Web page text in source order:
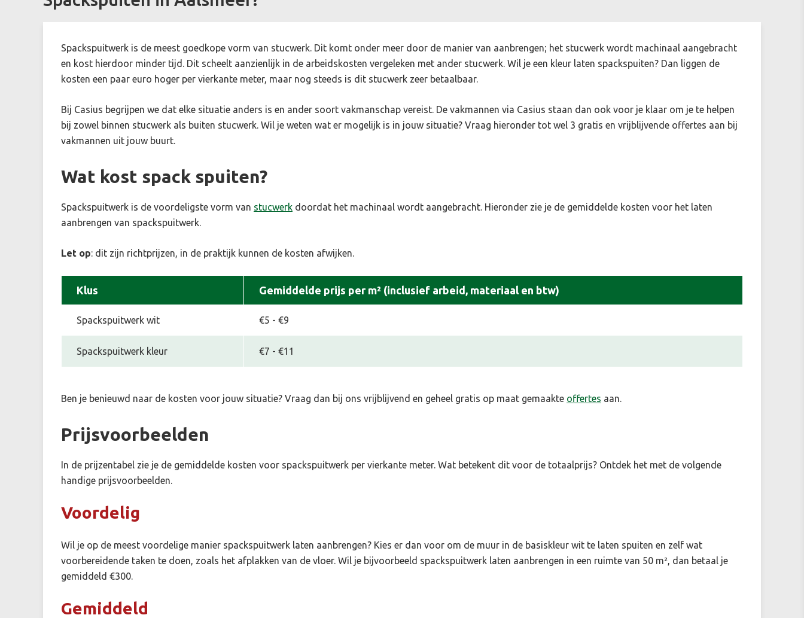
Spackspuitwerk is de meest goedkope vorm van stucwerk. Dit komt onder meer door de manier van aanbrengen; het stucwerk wordt machinaal aangebracht
en kost hierdoor minder tijd. Dit scheelt aanzienlijk in de arbeidskosten vergeleken met ander stucwerk. Wil je een kleur laten spackspuiten? Dan liggen de
kosten een paar euro hoger per vierkante meter, maar nog steeds is dit stucwerk zeer betaalbaar.
Bij Casius begrijpen we dat elke situatie anders is en ander soort vakmanschap vereist. De vakmannen via Casius staan dan ook voor je klaar om je te helpen
bij zowel binnen stucwerk als buiten stucwerk. Wil je weten wat er mogelijk is in jouw situatie? Vraag hieronder tot wel 3 gratis en vrijblijvende offertes aan bij
vakmannen uit jouw buurt.
Wat kost spack spuiten?
Spackspuitwerk is de voordeligste vorm van stucwerk doordat het machinaal wordt aangebracht. Hieronder zie je de gemiddelde kosten voor het laten
aanbrengen van spackspuitwerk.
Let op: dit zijn richtprijzen, in de praktijk kunnen de kosten afwijken.
Klus Gemiddelde prijs per m² (inclusief arbeid, materiaal en btw)
Spackspuitwerk wit €5 - €9
Spackspuitwerk kleur €7 - €11
Ben je benieuwd naar de kosten voor jouw situatie? Vraag dan bij ons vrijblijvend en geheel gratis op maat gemaakte offertes aan.
Prijsvoorbeelden
In de prijzentabel zie je de gemiddelde kosten voor spackspuitwerk per vierkante meter. Wat betekent dit voor de totaalprijs? Ontdek het met de volgende
handige prijsvoorbeelden.
Voordelig
Wil je op de meest voordelige manier spackspuitwerk laten aanbrengen? Kies er dan voor om de muur in de basiskleur wit te laten spuiten en zelf wat
voorbereidende taken te doen, zoals het afplakken van de vloer. Wil je bijvoorbeeld spackspuitwerk laten aanbrengen in een ruimte van 50 m², dan betaal je
gemiddeld €300.
Gemiddeld